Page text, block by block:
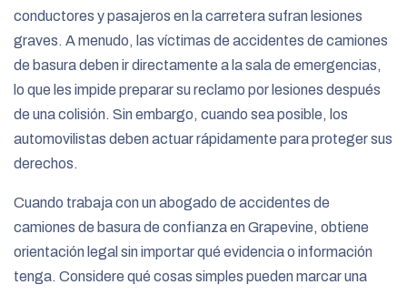
conductores y pasajeros en la carretera sufran lesiones
graves. A menudo, las víctimas de accidentes de camiones
de basura deben ir directamente a la sala de emergencias,
lo que les impide preparar su reclamo por lesiones después
de una colisión. Sin embargo, cuando sea posible, los
automovilistas deben actuar rápidamente para proteger sus
derechos.
Cuando trabaja con un abogado de accidentes de
camiones de basura de confianza en Grapevine, obtiene
orientación legal sin importar qué evidencia o información
tenga. Considere qué cosas simples pueden marcar una